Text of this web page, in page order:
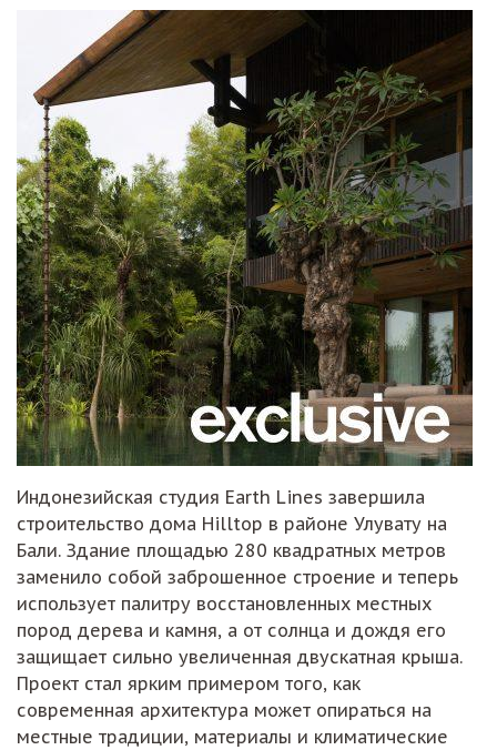
Индонезийская студия Earth Lines завершила
строительство дома Hilltop в районе Улувату на
Бали. Здание площадью 280 квадратных метров
заменило собой заброшенное строение и теперь
использует палитру восстановленных местных
пород дерева и камня, а от солнца и дождя его
защищает сильно увеличенная двускатная крыша.
Проект стал ярким примером того, как
современная архитектура может опираться на
местные традиции, материалы и климатические